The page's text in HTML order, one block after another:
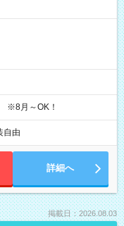
月～OK！
自由
詳細へ
掲載日：2026.08.03